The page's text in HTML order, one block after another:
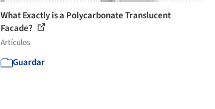
What Exactly is a Polycarbonate Translucent
Facade?
Artículos
Guardar